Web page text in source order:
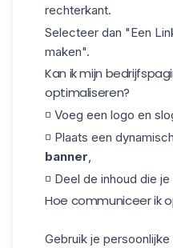
rechterkant.
Selecteer dan "Een
maken".
Kan ik mijn
optimaliseren?
◽️ Voeg een logo en
◽️ Plaats een
banner
◽️ Deel de inhoud die
Hoe communiceer ik
Gebruik je